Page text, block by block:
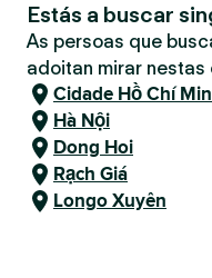
Estás a buscar
As persoas que
adoitan mirar
Cidade Hồ Chí
Hà Nội
Dong Hoi
Rạch Giá
Longo Xuyên